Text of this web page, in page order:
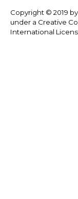
Copyright © 2019
under a Creative
International